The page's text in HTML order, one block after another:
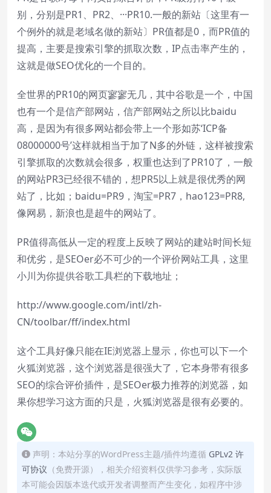
别，分别是PR1、PR2、···PR10.一般的新站〔这里有一
个例外的就是老域名做的新站〕PR值都是0，而PR值的
提高，主要是搜索引擎的抓取次数，IP点击率产生的，
这就是做SEO优化的一个目的。
全世界的PR10的网页寥寥无几，其中谷歌是一个，中国
也有一个是信产部网站，信产部网站之所以比baidu
高，是因为有很多网站都会带上一个形如苏‘ICP备
08000000号’这样就相当于加了N多的外链，这样被搜索
引擎抓取的次数就会很多，权重也达到了PR10了，一般
的网站PR3已经很不错的，想PR5以上就是很优秀的网
站了，比如；baidu=PR9，淘宝=PR7，hao123=PR8,
像网易，新浪也是超牛的网站了。
PR值得高低从一定的程度上反映了网站的建站时间长短
和优劣，是SEOer必不可少的一个评价网站工具，这里
小川为你提供谷歌工具栏的下载地址；
http://www.google.com/intl/zh-
CN/toolbar/ff/index.html
这个工具好像只能在IE浏览器上显示，你也可以下一个
火狐浏览器，这个浏览器是很强大了，它本身带有很多
SEO的综合评价插件，是SEOer极力推荐的浏览器，如
果你想学习这方面的只是，火狐浏览器是很有必要的。
声明：本站分享的WordPress主题/插件均遵循 GPLv2 许
可协议 （免费开源），相关介绍资料仅供学习参考，实际版
本可能会因版本迭代或开发者调整而产生变化，如程序中涉